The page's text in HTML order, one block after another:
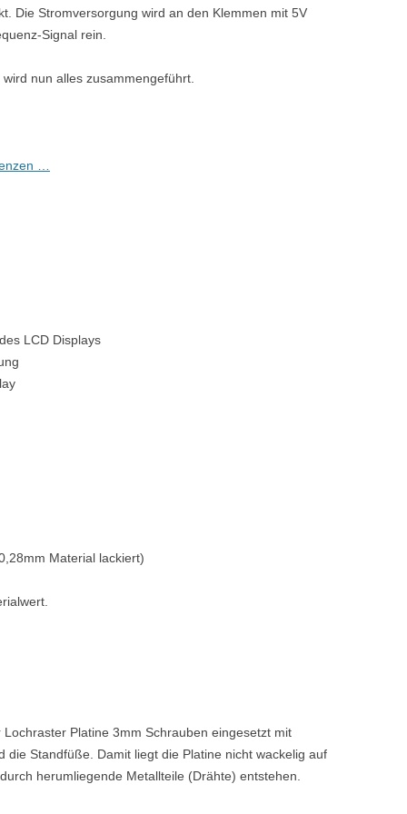
Die Stromversorgung wird an den Klemmen mit 5V
Signal rein.
nun alles zusammengeführt.
…
LCD Displays
Material lackiert)
Platine 3mm Schrauben eingesetzt mit
die Standfüße. Damit liegt die Platine nicht wackelig auf
herumliegende Metallteile (Drähte) entstehen.